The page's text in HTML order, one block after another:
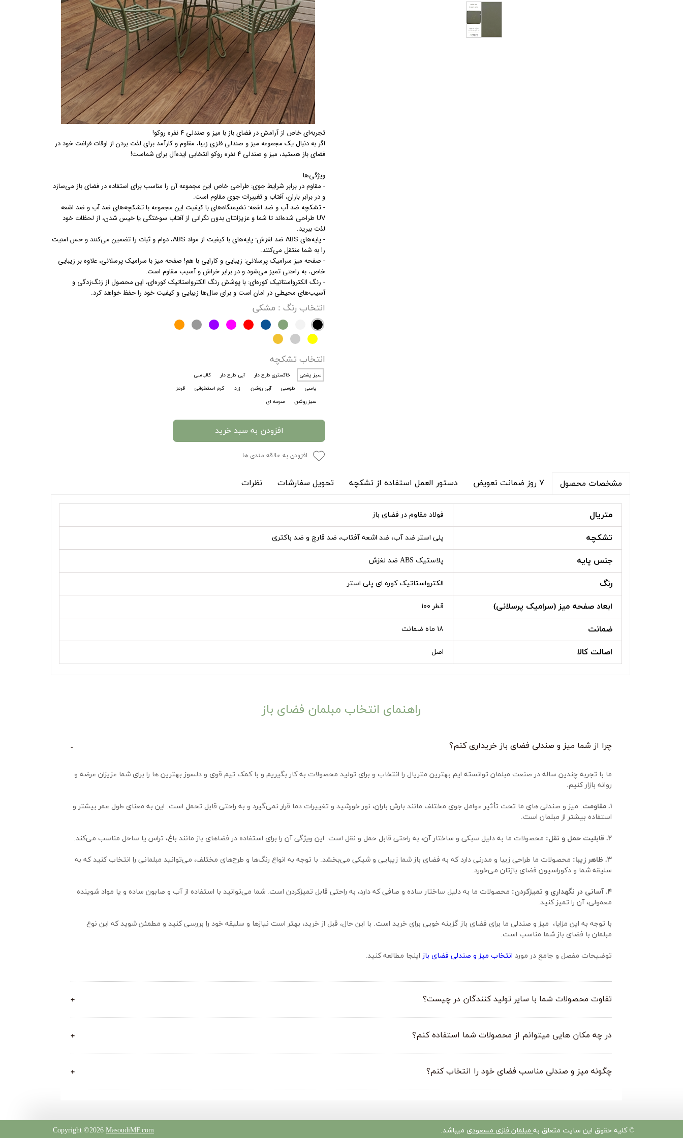
تجربه‌ای خاص از آرامش در فضای باز با میز و صندلی ۴ نفره روکو!
اگر به دنبال یک مجموعه میز و صندلی فلزی زیبا، مقاوم و کارآمد برای لذت بردن از اوقات فراغت خود در
فضای باز هستید، میز و صندلی ۴ نفره روکو انتخابی ایده‌آل برای شماست!
ویژگی‌ها
- مقاوم در برابر شرایط جوی: طراحی خاص این مجموعه آن را مناسب برای استفاده در فضای باز می‌سازد
و در برابر باران، آفتاب و تغییرات جوی مقاوم است.
- تشکچه ضد آب و ضد اشعه: نشیمنگاه‌های با کیفیت این مجموعه با تشکچه‌های ضد آب و ضد اشعه
UV طراحی شده‌اند تا شما و عزیزانتان بدون نگرانی از آفتاب سوختگی یا خیس شدن، از لحظات خود
لذت ببرید.
- پایه‌های ABS ضد لغزش: پایه‌های با کیفیت از مواد ABS، دوام و ثبات را تضمین می‌کنند و حس امنیت
را به شما منتقل می‌کنند.
- صفحه میز سرامیک پرسلانی: زیبایی و کارایی با هم! صفحه میز با سرامیک پرسلانی، علاوه بر زیبایی
خاص، به راحتی تمیز می‌شود و در برابر خراش و آسیب مقاوم است.
- رنگ الکترواستاتیک کوره‌ای: با پوشش رنگ الکترواستاتیک کوره‌ای، این محصول از زنگ‌زدگی و
آسیب‌های محیطی در امان است و برای سال‌ها زیبایی و کیفیت خود را حفظ خواهد کرد.
انتخاب رنگ : مشکی
انتخاب تشکچه
سبز یشمی خاکستری طرح دار آبی طرح دار
کالباسی
یاسی
طوسی آبی روشن زرد کرم استخوانی
قرمز
سبز روشن
سرمه ای
افزودن به سبد خرید
افزودن به علاقه مندی ها
مشخصات محصول ۷ روز ضمانت تعویض دستور العمل استفاده از تشکچه تحویل سفارشات نظرات
متریال فولاد مقاوم در فضای باز
تشکچه پلی استر ضد آب، ضد اشعه آفتاب، ضد قارچ و ضد باکتری
جنس پایه پلاستیک ABS ضد لغزش
رنگ الکترواستاتیک کوره ای پلی استر
ابعاد صفحه میز (سرامیک پرسلانی) قطر ۱۰۰
ضمانت ۱۸ ماه ضمانت
اصالت کالا اصل
راهنمای انتخاب مبلمان فضای باز
چرا از شما میز و صندلی فضای باز خریداری کنم؟
روانه بازار کنیم.
۱. مقاومت
استفاده بیشتر از مبلمان است.
۲. قابلیت حمل و نقل: محصولات ما به دلیل سبکی و ساختار آن، به راحتی قابل حمل و نقل است. این ویژگی آن را برای استفاده در فضاهای باز مانند باغ، تراس یا ساحل مناسب می‌کند.
۳. ظاهر زیبا:
سلیقه شما و دکوراسیون فضای بازتان می‌خورد.
۴. آسانی در نگهداری و تمیزکردن:
معمولی، آن را تمیز کنید.
مبلمان با فضای باز شما مناسب است.
توضیحات مفصل و جامع در مورد انتخاب میز و صندلی فضای باز اینجا مطالعه کنید.
تفاوت محصولات شما با سایر تولید کنندگان در چیست؟
در چه مکان هایی میتوانم از محصولات شما استفاده کنم؟
چگونه میز و صندلی مناسب فضای خود را انتخاب کنم؟
​© کلیه حقوق این سایت متعلق بهمبلمان فلزی مسعودی میباشد. Copyright ©2026 MasoudiMF.com